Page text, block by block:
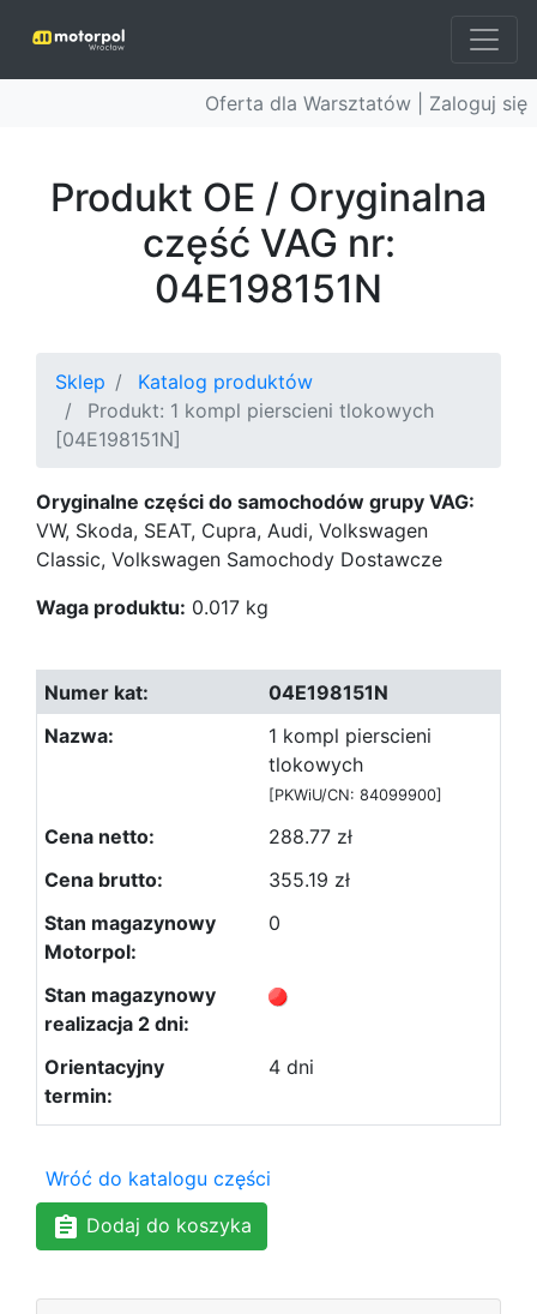
Oferta dla Warsztatów | Zaloguj się
Produkt OE / Oryginalna
część VAG nr:
04E198151N
Sklep
Katalog produktów
Produkt: 1 kompl pierscieni tlokowych
[04E198151N]
Oryginalne części do samochodów grupy VAG:
VW, Skoda, SEAT, Cupra, Audi, Volkswagen
Classic, Volkswagen Samochody Dostawcze
Waga produktu: 0.017 kg
04E198151N
1 kompl pierscieni
tlokowych
[PKWiU/CN: 84099900]
288.77 zł
355.19 zł
0
4 dni
Wróć do katalogu części
Dodaj do koszyka